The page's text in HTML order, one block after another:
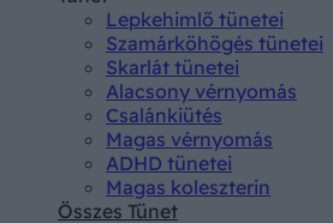
Lepkehimlő tünetei
Szamárköhögés tünetei
Skarlát tünetei
Alacsony vérnyomás
Csalánkiütés
Magas vérnyomás
ADHD tünetei
Magas koleszterin
Összes Tünet